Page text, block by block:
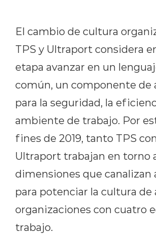
El cambio de cultura
TPS y Ultraport considera
etapa avanzar en un
común, un componente de
para la seguridad, la
ambiente de trabajo. Por
fines de 2019, tanto TPS
Ultraport trabajan en torno
dimensiones que canalizan
para potenciar la cultura de
organizaciones con cuatro
trabajo.